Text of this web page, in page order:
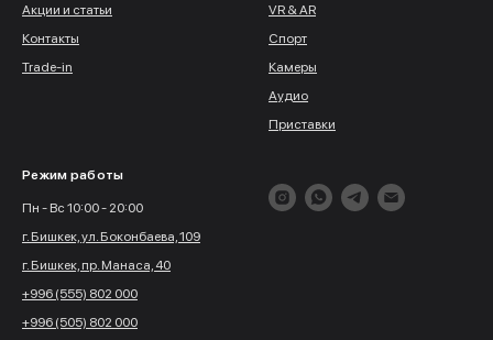
Акции и статьи
Контакты
Trade-in
VR & AR
Спорт
Камеры
Аудио
Приставки
Режим работы
Пн - Вс 10:00 - 20:00
г. Бишкек, ул. Боконбаева, 109
г. Бишкек, пр. Манаса, 40
+996 (555) 802 000
+996 (505) 802 000